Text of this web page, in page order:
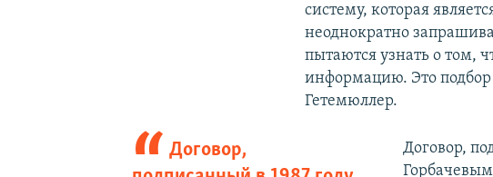
систему, которая
неоднократно
пытаются узнать о том,
информацию. Это
Гетемюллер.
Договор,
Договор,